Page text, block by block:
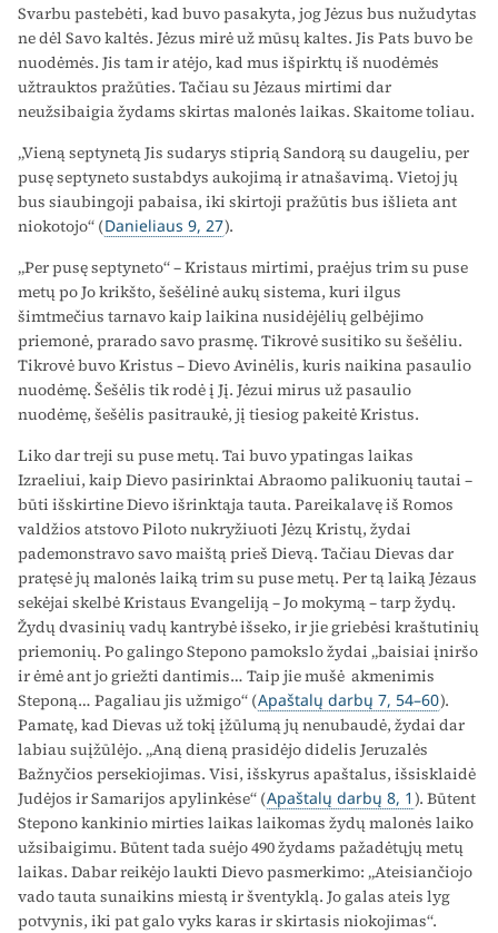
Svarbu pastebėti, kad buvo pasakyta, jog Jėzus bus nužudytas
ne dėl Savo kaltės. Jėzus mirė už mūsų kaltes. Jis Pats buvo be
nuodėmės. Jis tam ir atėjo, kad mus išpirktų iš nuodėmės
užtrauktos pražūties. Tačiau su Jėzaus mirtimi dar
neužsibaigia žydams skirtas malonės laikas. Skaitome toliau.
„Vieną septynetą Jis sudarys stiprią Sandorą su daugeliu, per
pusę septyneto sustabdys aukojimą ir atnašavimą. Vietoj jų
bus siaubingoji pabaisa, iki skirtoji pražūtis bus išlieta ant
niokotojo“ (Danieliaus 9, 27).
„Per pusę septyneto“ – Kristaus mirtimi, praėjus trim su puse
metų po Jo krikšto, šešėlinė aukų sistema, kuri ilgus
šimtmečius tarnavo kaip laikina nusidėjėlių gelbėjimo
priemonė, prarado savo prasmę. Tikrovė susitiko su šešėliu.
Tikrovė buvo Kristus – Dievo Avinėlis, kuris naikina pasaulio
nuodėmę. Šešėlis tik rodė į Jį. Jėzui mirus už pasaulio
nuodėmę, šešėlis pasitraukė, jį tiesiog pakeitė Kristus.
Liko dar treji su puse metų. Tai buvo ypatingas laikas
Izraeliui, kaip Dievo pasirinktai Abraomo palikuonių tautai –
būti išskirtine Dievo išrinktąja tauta. Pareikalavę iš Romos
valdžios atstovo Piloto nukryžiuoti Jėzų Kristų, žydai
pademonstravo savo maištą prieš Dievą. Tačiau Dievas dar
pratęsė jų malonės laiką trim su puse metų. Per tą laiką Jėzaus
sekėjai skelbė Kristaus Evangeliją – Jo mokymą – tarp žydų.
Žydų dvasinių vadų kantrybė išseko, ir jie griebėsi kraštutinių
priemonių. Po galingo Stepono pamokslo žydai „baisiai įniršo
ir ėmė ant jo griežti dantimis… Taip jie mušė akmenimis
Steponą… Pagaliau jis užmigo“ (Apaštalų darbų 7, 54–60).
Pamatę, kad Dievas už tokį įžūlumą jų nenubaudė, žydai dar
labiau suįžūlėjo. „Aną dieną prasidėjo didelis Jeruzalės
Bažnyčios persekiojimas. Visi, išskyrus apaštalus, išsisklaidė
Judėjos ir Samarijos apylinkėse“ (Apaštalų darbų 8, 1 ). Būtent
Stepono kankinio mirties laikas laikomas žydų malonės laiko
užsibaigimu. Būtent tada suėjo 490 žydams pažadėtųjų metų
laikas. Dabar reikėjo laukti Dievo pasmerkimo: „Ateisiančiojo
vado tauta sunaikins miestą ir šventyklą. Jo galas ateis lyg
potvynis, iki pat galo vyks karas ir skirtasis niokojimas“.